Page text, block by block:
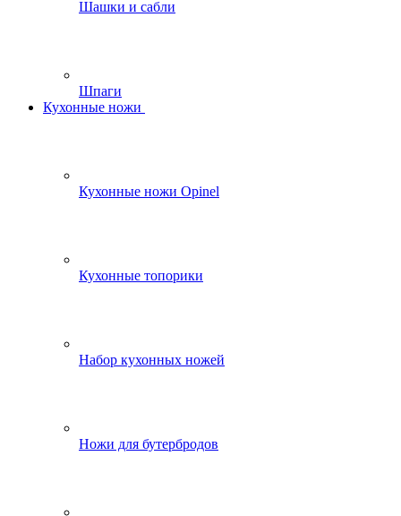
Шашки и сабли
Шпаги
Кухонные ножи
Кухонные ножи Opinel
Кухонные топорики
Набор кухонных ножей
Ножи для бутербродов